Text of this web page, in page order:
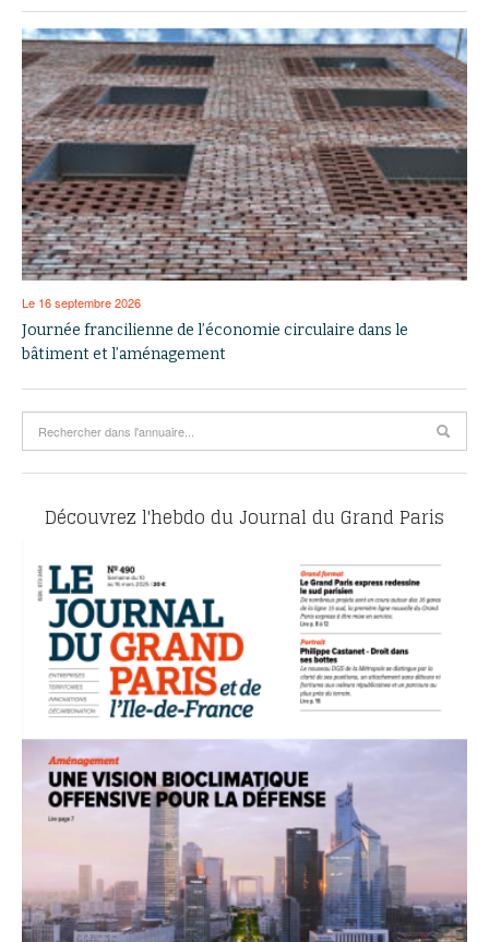
Le 16 septembre 2026
Journée francilienne de l’économie circulaire dans le
bâtiment et l’aménagement
Découvrez l'hebdo du Journal du Grand Paris